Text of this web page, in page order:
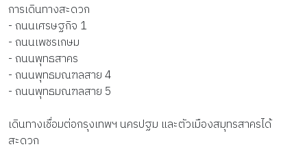
การเดินทางสะดวก
- ถนนเศรษฐกิจ 1
- ถนนเพชรเกษม
- ถนนพุทธสาคร
- ถนนพุทธมณฑลสาย 4
- ถนนพุทธมณฑลสาย 5
เดินทางเชื่อมต่อกรุงเทพฯ นครปฐม และตัวเมืองสมุทรสาครได้
สะดวก